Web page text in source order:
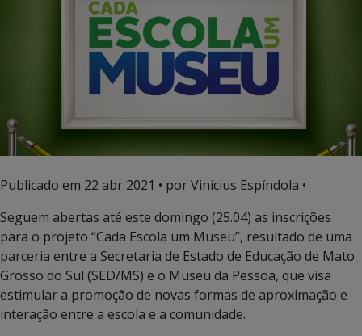
Publicado em 22 abr 2021 • por Vinícius Espíndola •
Seguem abertas até este domingo (25.04) as inscrições
para o projeto “Cada Escola um Museu”, resultado de uma
parceria entre a Secretaria de Estado de Educação de Mato
Grosso do Sul (SED/MS) e o Museu da Pessoa, que visa
estimular a promoção de novas formas de aproximação e
interação entre a escola e a comunidade.